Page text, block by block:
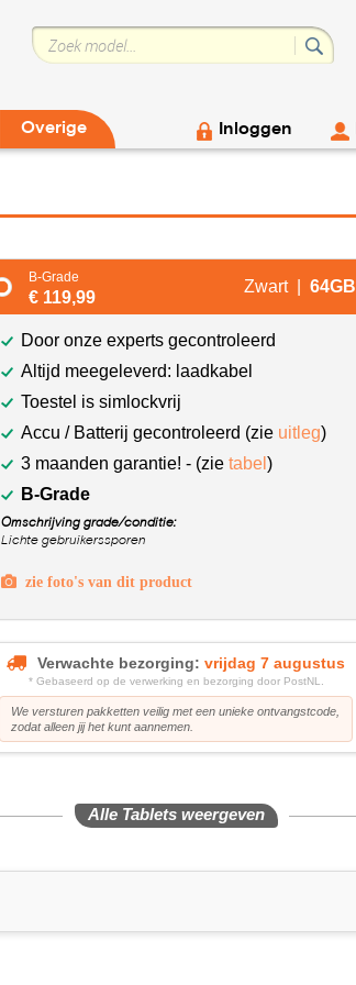
Overige Inloggen
B-Grade
€ 119,99
Zwart | 64GB
Door onze experts gecontroleerd
Altijd meegeleverd: laadkabel
Toestel is simlockvrij
Accu / Batterij gecontroleerd (zie uitleg)
3 maanden garantie! - (zie tabel )
B-Grade
Omschrijving grade/conditie:
Lichte gebruikerssporen
zie foto's van dit product
Verwachte bezorging: vrijdag 7 augustus
* Gebaseerd op de verwerking en bezorging door PostNL.
We versturen pakketten veilig met een unieke ontvangstcode,
zodat alleen jij het kunt aannemen.
Alle Tablets weergeven